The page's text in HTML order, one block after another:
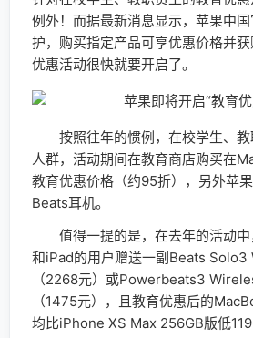
例外！而据最新消息显示，苹果中
护，购买指定产品可享优惠价格并
优惠活动很快就要开启了。
按照往年的惯例，在校学生、教
人群，活动期间在教育商店购买在
教育优惠价格（约95折），另外苹
Beats耳机。
值得一提的是，在去年的活动中
和iPad的用户赠送一副Beats
（2268元）或Powerbeats3
（1475元），且教育优惠后的
均比iPhone XS Max 256GB版低